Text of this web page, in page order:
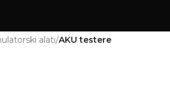
alati/AKU testere